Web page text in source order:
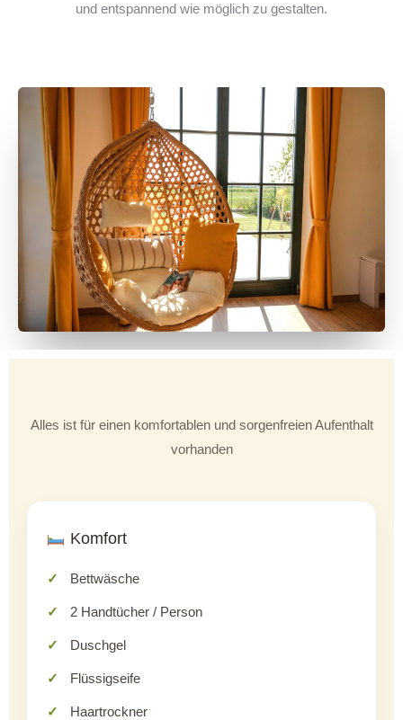
und entspannend wie möglich zu gestalten.
Alles ist für einen komfortablen und sorgenfreien Aufenthalt
vorhanden
Komfort
Bettwäsche
2 Handtücher / Person
Duschgel
Flüssigseife
Haartrockner